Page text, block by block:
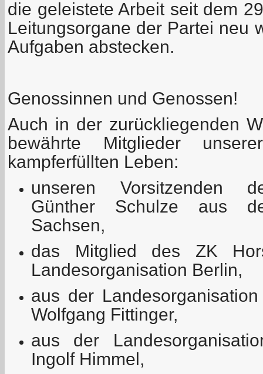
die geleistete Arbeit seit dem
Leitungsorgane der Partei neu
Aufgaben abstecken.
Genossinnen und Genossen!
Auch in der zurückliegenden
bewährte Mitglieder
kampferfüllten Leben:
unseren Vorsitzenden
Günther Schulze aus
Sachsen,
das Mitglied des ZK
Landesorganisation Berlin,
aus der
Wolfgang Fittinger,
aus der
Ingolf Himmel,